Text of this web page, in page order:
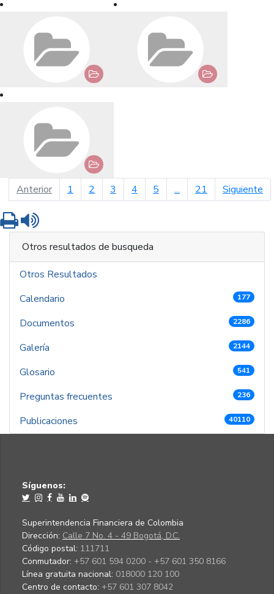
Anteriorpágina anterior
1 2 3 4 5 ... 21 Siguiente
Imprimir
Otros resultados de busqueda
Otros Resultados
Calendario
177
Documentos 2286
Galería 2144
Glosario 541
Preguntas frecuentes 236
Publicaciones 40110
Síguenos:
Superintendencia Financiera de Colombia
Dirección: Calle 7 No. 4 - 49 Bogotá, D.C.
Código postal: 111711
Conmutador: +57 601 594 0200 - +57 601 350 8166
Línea gratuita nacional: 018000 120 100
Centro de contacto: +57 601 307 8042